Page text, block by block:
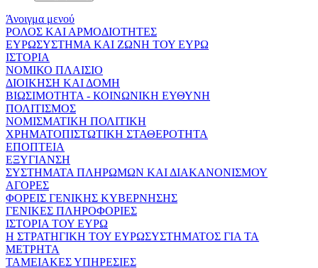
Άνοιγμα μενού
ΡΟΛΟΣ ΚΑΙ ΑΡΜΟΔΙΟΤΗΤΕΣ
ΕΥΡΩΣΥΣΤΗΜΑ ΚΑΙ ΖΩΝΗ ΤΟΥ ΕΥΡΩ
ΙΣΤΟΡΙΑ
ΝΟΜΙΚΟ ΠΛΑΙΣΙΟ
ΔΙΟΙΚΗΣΗ ΚΑΙ ΔΟΜΗ
ΒΙΩΣΙΜΟΤΗΤΑ - ΚΟΙΝΩΝΙΚΗ ΕΥΘΥΝΗ
ΠΟΛΙΤΙΣΜΟΣ
ΝΟΜΙΣΜΑΤΙΚΗ ΠΟΛΙΤΙΚΗ
ΧΡΗΜΑΤΟΠΙΣΤΩΤΙΚΗ ΣΤΑΘΕΡΟΤΗΤΑ
ΕΠΟΠΤΕΙΑ
ΕΞΥΓΙΑΝΣΗ
ΣΥΣΤΗΜΑΤΑ ΠΛΗΡΩΜΩΝ ΚΑΙ ΔΙΑΚΑΝΟΝΙΣΜΟΥ
ΑΓΟΡΕΣ
ΦΟΡΕΙΣ ΓΕΝΙΚΗΣ ΚΥΒΕΡΝΗΣΗΣ
ΓΕΝΙΚΕΣ ΠΛΗΡΟΦΟΡΙΕΣ
ΙΣΤΟΡΙΑ ΤΟΥ ΕΥΡΩ
Η ΣΤΡΑΤΗΓΙΚΗ ΤΟΥ ΕΥΡΩΣΥΣΤΗΜΑΤΟΣ ΓΙΑ ΤΑ
ΜΕΤΡΗΤΑ
ΤΑΜΕΙΑΚΕΣ ΥΠΗΡΕΣΙΕΣ